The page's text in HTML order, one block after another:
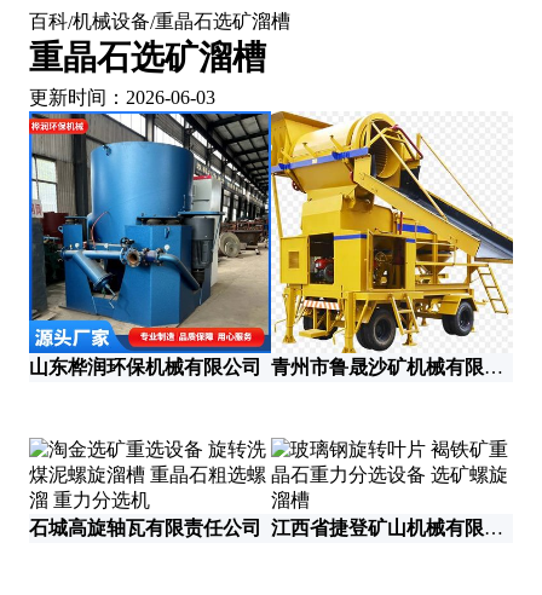
百科/机械设备/重晶石选矿溜槽
重晶石选矿溜槽
更新时间：2026-06-03
山东桦润环保机械有限公司 青州市鲁晟沙矿机械有限公司
石城高旋轴瓦有限责任公司 江西省捷登矿山机械有限公司